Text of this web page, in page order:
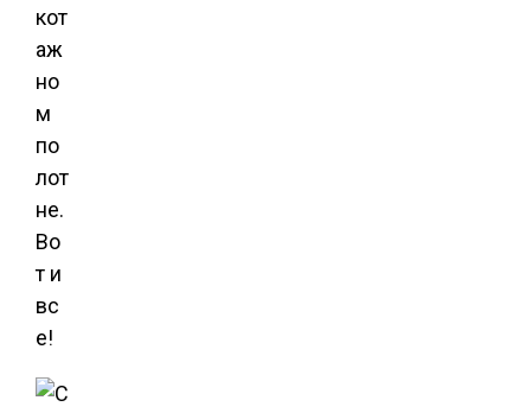
кот
аж
но
м
по
лот
не.
Во
т и
вс
е!